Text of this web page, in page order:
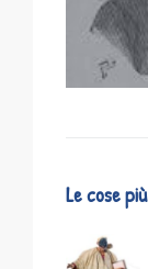
Le cose